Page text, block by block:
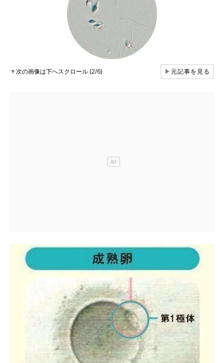
▼次の画像は下へスクロール (2/6) ▶元記事を見る